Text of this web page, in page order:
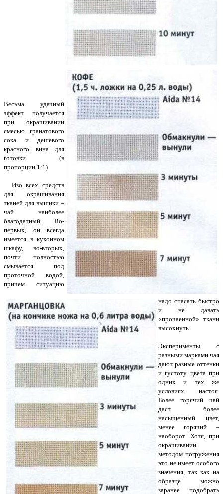
Весьма удачный
эффект получается
при окрашивании
смесью гранатового
сока и дешевого
красного вина для
готовки (в
пропорции 1:1)
Изо всех средств
для окрашивания
тканей для вышики –
чай наиболее
благодатный. Во-
первых, он всегда
имеется в кухонном
шкафу, во-вторых,
почти полностью
смывается под
проточной водой,
причем ситуацию
надо спасать быстро
и не давать
«прочаенной» ткани
высохнуть.
Эксперименты с
разными марками чая
дают разные оттенки
и густоту цвета при
одних и тех же
условиях настоя.
Более горячий чай
даст более
насыщенный цвет,
менее горячий –
наоборот. Хотя, при
окрашивании
методом погружения
это не имеет особого
значения, так как на
образце можно
заранее подобрать